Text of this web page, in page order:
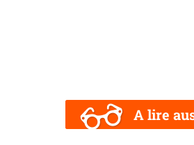
A lire